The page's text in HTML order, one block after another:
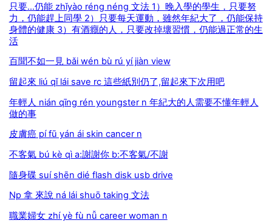
只要...仍能 zhǐyào réng néng 文法 1）晚入學的學生，只要努
力，仍能趕上同學 2）只要每天運動，雖然年紀大了，仍能保持
身體的健康 3）有酒癮的人，只要改掉壞習慣，仍能過正常的生
活
百聞不如一見 bǎi wén bù rú yí jiàn view
留起來 liú qǐ lái save rc 這些紙別仍了,留起來下次用吧
年輕人 nián qīng rén youngster n 年紀大的人需要不懂年輕人
做的事
皮膚癌 pí fū yán ái skin cancer n
不客氣 bú kè qì a:謝謝你 b:不客氣/不謝
隨身碟 suí shēn dié flash disk usb drive
Np 拿 來說 ná lái shuō taking 文法
職業婦女 zhí yè fù nǚ career woman n